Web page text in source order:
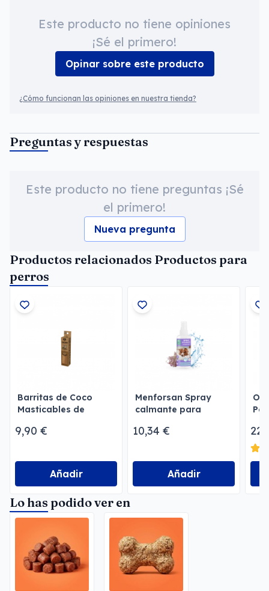
Este producto no tiene opiniones
¡Sé el primero!
Opinar sobre este producto
¿Cómo funcionan las opiniones en nuestra tienda?
Preguntas y respuestas
Este producto no tiene preguntas ¡Sé
el primero!
Nueva pregunta
Productos relacionados Productos para
perros
Barritas de Coco
Masticables de
9,90 €
Añadir
Menforsan Spray
calmante para
10,34 €
Añadir
Lo has podido ver en